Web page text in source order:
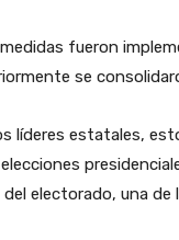
fueron
se
líderes estatales,
elecciones
electorado, una de